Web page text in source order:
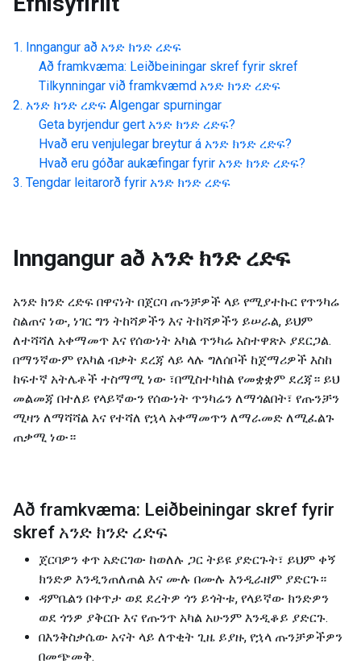
Inngangur að አንድ ክንድ ረድፍ
Að framkvæma: Leiðbeiningar skref fyrir skref
Tilkynningar við framkvæmd አንድ ክንድ ረድፍ
አንድ ክንድ ረድፍ Algengar spurningar
Geta byrjendur gert አንድ ክንድ ረድፍ?
Hvað eru venjulegar breytur á አንድ ክንድ ረድፍ?
Hvað eru góðar aukæfingar fyrir አንድ ክንድ ረድፍ?
Tengdar leitarorð fyrir አንድ ክንድ ረድፍ
Inngangur að አንድ ክንድ ረድፍ
አንድ ክንድ ረድፍ በዋናነት በጀርባ ጡንቻዎች ላይ የሚያተኩር የጥንካሬ
ስልጠና ነው, ነገር ግን ትከሻዎችን እና ትከሻዎችን ይሠራል, ይህም
ለተሻሻለ አቀማመጥ እና የሰውነት አካል ጥንካሬ አስተዋጽኦ ያደርጋል.
በማንኛውም የአካል ብቃት ደረጃ ላይ ላሉ ግለሰቦች ከጀማሪዎች እስከ
ከፍተኛ አትሌቶች ተስማሚ ነው ፣በሚስተካከል የመቋቋም ደረጃ። ይህ
መልመጃ በተለይ የላይኛውን የሰውነት ጥንካሬን ለማጎልበት፣ የጡንቻን
ሚዛን ለማሻሻል እና የተሻለ የኋላ አቀማመጥን ለማራመድ ለሚፈልጉ
ጠቃሚ ነው።
Að framkvæma: Leiðbeiningar skref fyrir
skref አንድ ክንድ ረድፍ
ጀርባዎን ቀጥ አድርገው ከወለሉ ጋር ትይዩ ያድርጉት፣ ይህም ቀኝ
ክንድዎ እንዲንጠለጠል እና ሙሉ በሙሉ እንዲራዘም ያድርጉ።
ዳምቤልን በቀጥታ ወደ ደረትዎ ጎን ይጎትቱ, የላይኛው ክንድዎን
ወደ ጎንዎ ያቅርቡ እና የጡንጥ አካል አሁንም እንዲቆይ ያድርጉ.
በእንቅስቃሴው አናት ላይ ለጥቂት ጊዜ ይያዙ, የኋላ ጡንቻዎችዎን
በመጭመቅ.